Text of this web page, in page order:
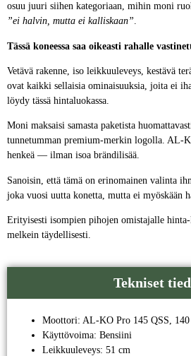
osuu juuri siihen kategoriaan, mihin moni
”ei halvin, mutta ei kalliskaan”.
Tässä koneessa saa oikeasti rahalle
Vetävä rakenne, iso leikkuuleveys, kestävä
ovat kaikki sellaisia ominaisuuksia, joita ei
löydy tässä hintaluokassa.
Moni maksaisi samasta paketista
tunnetumman premium-merkin logolla. AL-
henkeä — ilman isoa brändilisää.
Sanoisin, että tämä on erinomainen valinta
joka vuosi uutta konetta, mutta ei myöskään
Erityisesti isompien pihojen omistajalle
melkein täydellisesti.
Tekniset
Moottori: AL-KO Pro 145 QSS, 140
Käyttövoima: Bensiini
Leikkuuleveys: 51 cm